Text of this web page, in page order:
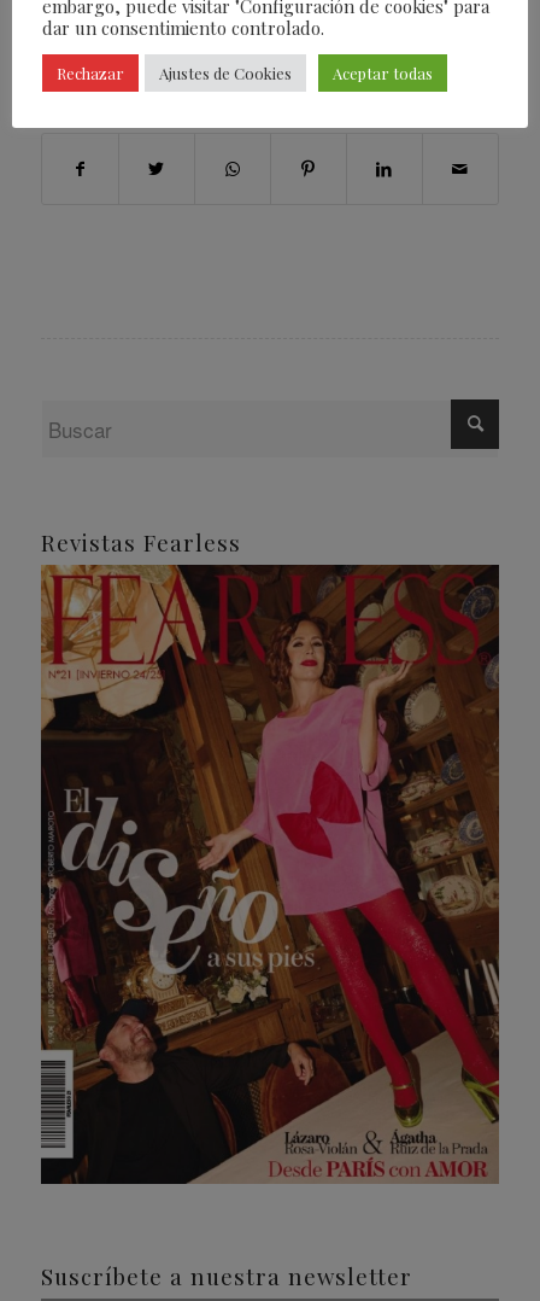
05/07/2023 / PORFEARLESS
Compartir esta entrada
Revistas Fearless
Suscríbete a nuestra newsletter
embargo, puede visitar "Configuración de cookies" para
dar un consentimiento controlado.
Rechazar Ajustes de Cookies Aceptar todas